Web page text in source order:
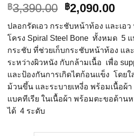
ให้คะแนน
5.00จาก 5
บน
1
การให้
คะแนน
ของลูกค้า
฿3,390.00 Original
price
was:
฿3,390.00.
฿2,090.00
is:
฿
ปลอกรัดเอว กระชับหน้าท้อง และเอ
โครง Spiral Steel Bone ทั้งหมด 5
กระชับ ที่ช่วยเก็บกระชับหน้าท้อง แล
ระหว่างผิวหนัง กับกล้ามเนื้อ เพื่อ
และป้องกันการเกิดไตก้อนแข็ง โดย
ม้วนขึ้น และระบายเหงี่อ พร้อมเนื้อผ้
แบคทีเรีย ในเนื้อผ้า พร้อมตะขอด้าน
ได้ 4 ระดับ